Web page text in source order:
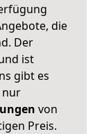
die
Der
ist
gibt es
nur
von
Preis.